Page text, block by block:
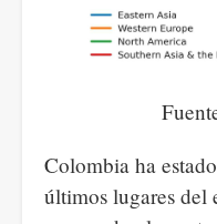
Colombia ha
últimos lugares del